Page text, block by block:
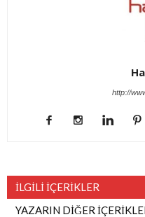
http://
İLGİLİ İÇERİKLER
YAZARIN DİĞER